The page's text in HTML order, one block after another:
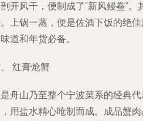
开风干，便制成了“新风鳗鲞”
上锅一蒸，便是佐酒下饭的绝
道和年货必备。
红膏炝蟹
舟山乃至整个宁波菜系的经典
用盐水精心呛制而成。成品蟹